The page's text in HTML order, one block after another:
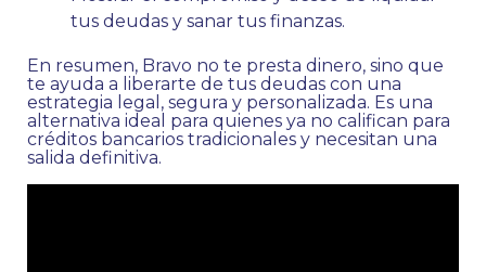
tus deudas y sanar tus finanzas.
En resumen, Bravo no te presta dinero, sino que
te ayuda a liberarte de tus deudas con una
estrategia legal, segura y personalizada. Es una
alternativa ideal para quienes ya no califican para
créditos bancarios tradicionales y necesitan una
salida definitiva.